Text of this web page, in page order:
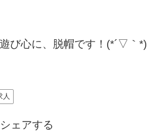
び心に、脱帽です！(*´▽｀*)
人
シェアする